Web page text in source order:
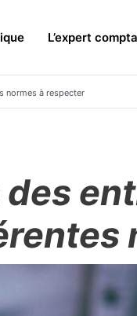
L’expert
normes à respecter